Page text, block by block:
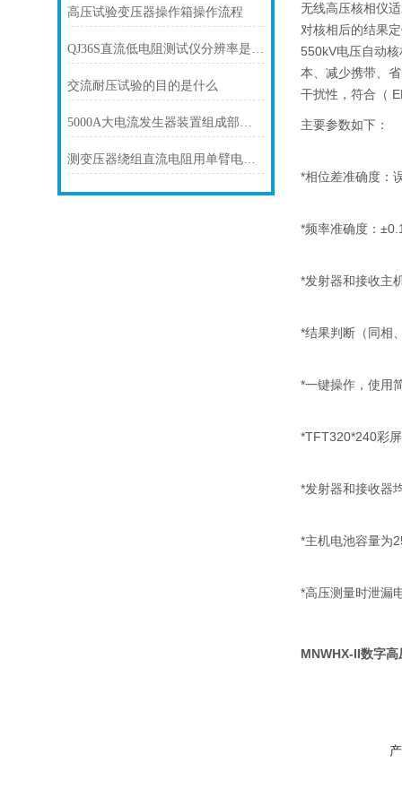
高压试验变压器操作箱操作流程
QJ36S直流低电阻测试仪分辨率是多少
交流耐压试验的目的是什么
5000A大电流发生器装置组成部分及安全操作规程
测变压器绕组直流电阻用单臂电桥还是双臂电桥？
无线高压核相仪
对核相后的结果
550kV电压自动
本、减少携带、
干扰性，符合（
主要参数如下：
*相位差准确度：
*频率准确度：
*发射器和接收主
*结果判断（同相
*一键操作，使用
*TFT320*240彩
*发射器和接收器
*主机电池容量为
*高压测量时泄漏
MNWHX-II数字